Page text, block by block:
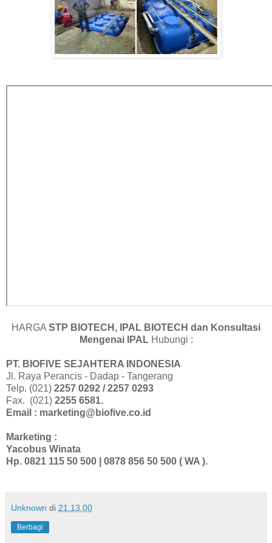
HARGASTP BIOTECH, IPAL BIOTECH dan Konsultasi
Mengenai IPAL Hubungi :
PT. BIOFIVE SEJAHTERA INDONESIA
Jl. Raya Perancis - Dadap - Tangerang
Telp. (021) 2257 0292 / 2257 0293
Fax. (021) 2255 6581.
Email : marketing@biofive.co.id
Marketing :
Yacobus Winata
Hp. 0821 115 50 500 | 0878 856 50 500 ( WA ).
Unknown di 21.13.00
Berbagi